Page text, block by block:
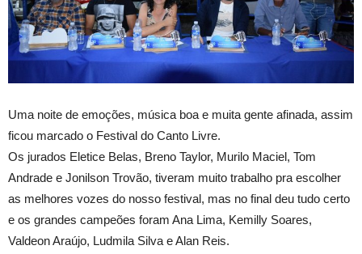
Uma noite de emoções, música boa e muita gente afinada, assim
ficou marcado o Festival do Canto Livre.
Os jurados Eletice Belas, Breno Taylor, Murilo Maciel, Tom
Andrade e Jonilson Trovão, tiveram muito trabalho pra escolher
as melhores vozes do nosso festival, mas no final deu tudo certo
e os grandes campeões foram Ana Lima, Kemilly Soares,
Valdeon Araújo, Ludmila Silva e Alan Reis.